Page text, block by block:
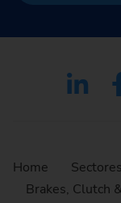
Home
Brakes, Clutch